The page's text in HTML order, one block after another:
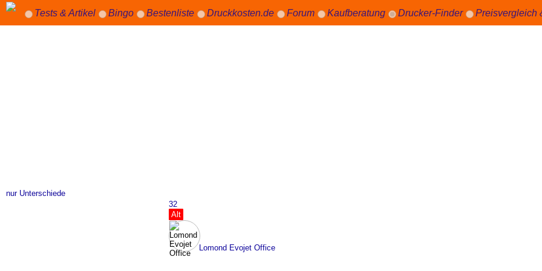
Tests & Artikel Bingo Bestenliste Druckkosten.de Forum Kaufberatung Drucker-Finder Preisvergleich
nur Unterschiede
32
Alt
Lomond Evojet Office